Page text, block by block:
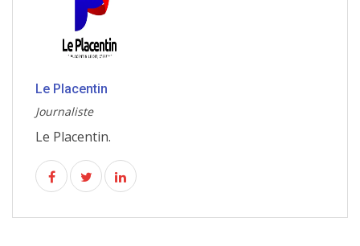
Le Placentin
Journaliste
Le Placentin.